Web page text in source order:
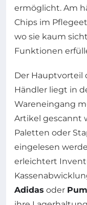
ermöglicht. Am
Chips im
wo sie kaum
Funktionen
Der Hauptvorteil
Händler liegt in
Wareneingang
Artikel gescannt
Paletten oder
eingelesen
erleichtert
Adidas oder